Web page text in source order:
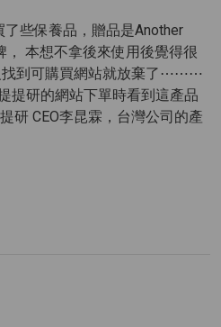
些保養品，贈品是Another
， 本想不拿後來使用後覺得很
找到可購買網站就放棄了⋯⋯⋯
提研的網站下單時看到這產品
研 CEO李昆霖，台灣公司的產